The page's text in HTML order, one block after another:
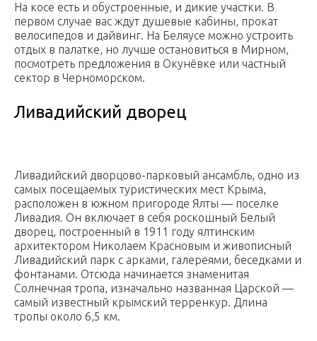
На косе есть и обустроенные, и дикие участки. В
первом случае вас ждут душевые кабины, прокат
велосипедов и дайвинг. На Беляусе можно устроить
отдых в палатке, но лучше остановиться в Мирном,
посмотреть предложения в Окунёвке или частный
сектор в Черноморском.
Ливадийский дворец
Ливадийский дворцово-парковый ансамбль, одно из
самых посещаемых туристических мест Крыма,
расположен в южном пригороде Ялты — поселке
Ливадия. Он включает в себя роскошный Белый
дворец, построенный в 1911 году ялтинским
архитектором Николаем Красновым и живописный
Ливадийский парк с арками, галереями, беседками и
фонтанами. Отсюда начинается знаменитая
Солнечная тропа, изначально названная Царской —
самый известный крымский терренкур. Длина
тропы около 6,5 км.